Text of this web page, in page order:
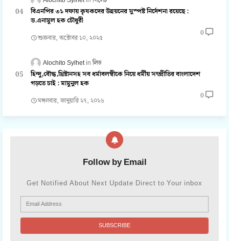
বিএনপির ৩১ দফায় কৃষকদের উন্নয়নের সুস্পষ্ট নির্দেশনা রয়েছে :
ড.এনামুল হক চৌধুরী
শুক্রবার, অক্টোবর ১০, ২০২৫
0
Alochito Sylhet লিড
হিন্দু,বৌদ্ধ,খ্রিষ্টানসহ সব ধর্মাবলম্বীকে নিয়ে ধর্মীয় সম্প্রীতির বাংলাদেশ
গড়তে চাই : মামুনুল হক
মঙ্গলবার, জানুয়ারি ২৭, ২০২৬
0
Follow by Email
Get Notified About Next Update Direct to Your inbox